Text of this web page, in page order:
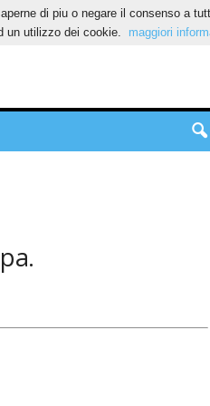
di piu o negare il consenso a
un utilizzo dei cookie.
maggiori